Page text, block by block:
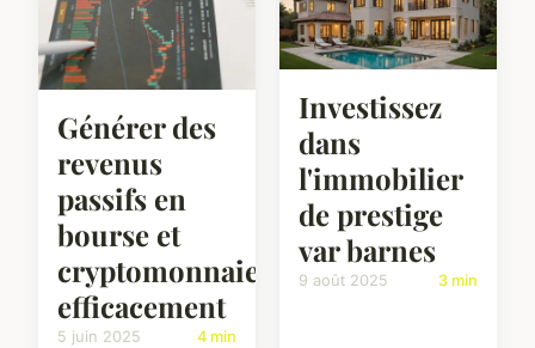
Générer des
revenus
passifs en
bourse et
cryptomonnaies
efficacement
5 juin 2025 4 min
Investissez
dans
l'immobilier
de prestige
var barnes
9 août 2025 3 min